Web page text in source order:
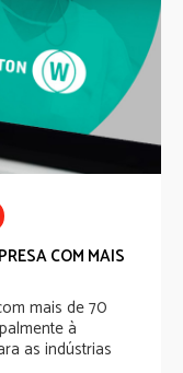
Interna
COM MAIS
mais de 70
à
as indústrias